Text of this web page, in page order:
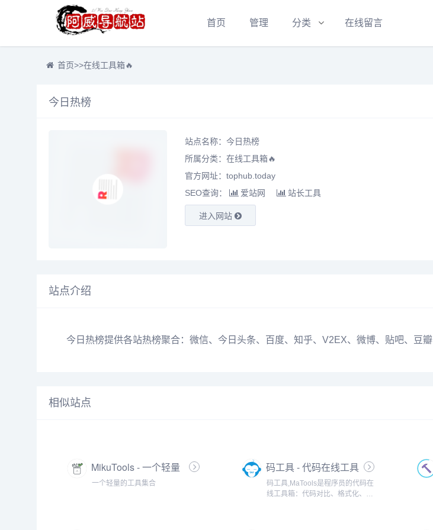
首页 管理 分类 在线留言
首页>>在线工具箱🔥
今日热榜
站点名称：今日热榜
所属分类： 在线工具箱🔥
官方网址：tophub.today
SEO查询：
爱站网 站长工具
进入网站
站点介绍
今日热榜提供各站热榜聚合：微信、今日头条、百度、知乎、V2EX、微博、贴吧、豆
相似站点
MikuTools - 一个轻量
的工具集合
一个轻量的工具集合
码工具 - 代码在线工具
箱
码工具,MaTools是程序员的代码在
线工具箱：代码对比、格式化、压